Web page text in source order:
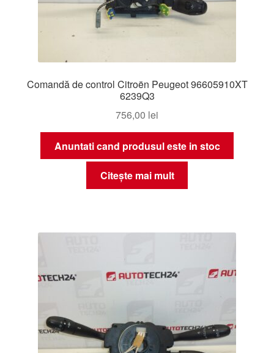
Comandă de control Citroën Peugeot 96605910XT
6239Q3
756,00 lei
Anuntati cand produsul este in stoc
Citește mai mult